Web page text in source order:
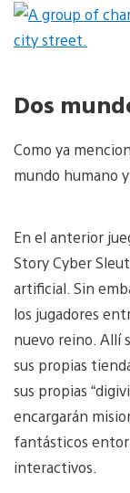
Dos
Como ya
mundo humano
En el anterior
Story Cyber
artificial. Sin
los jugadores
nuevo reino. Allí
sus propias
sus propias
encargarán
fantásticos
interactivos.